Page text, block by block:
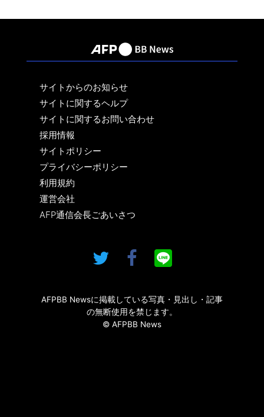
サイトからのお知らせ
サイトに関するヘルプ
サイトに関するお問い合わせ
採用情報
サイトポリシー
プライバシーポリシー
利用規約
運営会社
AFP通信会長ごあいさつ
AFPBB Newsに掲載している写真・見出し・記事
の無断使用を禁じます。
© AFPBB News